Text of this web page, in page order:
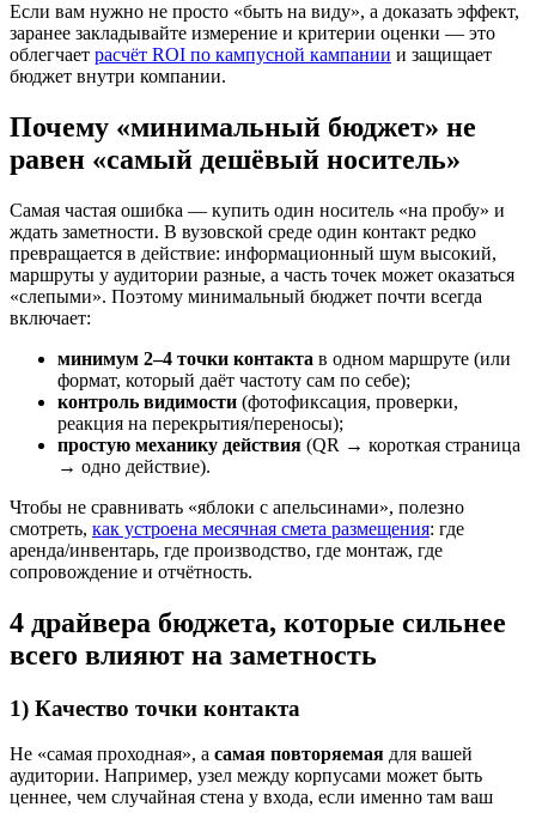
Если вам нужно не просто «быть на виду», а доказать эффект,
заранее закладывайте измерение и критерии оценки — это
облегчает расчёт ROI по кампусной кампании и защищает
бюджет внутри компании.
Почему «минимальный бюджет» не
равен «самый дешёвый носитель»
Самая частая ошибка — купить один носитель «на пробу» и
ждать заметности. В вузовской среде один контакт редко
превращается в действие: информационный шум высокий,
маршруты у аудитории разные, а часть точек может оказаться
«слепыми». Поэтому минимальный бюджет почти всегда
включает:
минимум 2–4 точки контакта в одном маршруте (или
формат, который даёт частоту сам по себе);
контроль видимости (фотофиксация, проверки,
реакция на перекрытия/переносы);
простую механику действия (QR → короткая страница
→ одно действие).
Чтобы не сравнивать «яблоки с апельсинами», полезно
смотреть, как устроена месячная смета размещения: где
аренда/инвентарь, где производство, где монтаж, где
сопровождение и отчётность.
4 драйвера бюджета, которые сильнее
всего влияют на заметность
1) Качество точки контакта
Не «самая проходная», а самая повторяемая для вашей
аудитории. Например, узел между корпусами может быть
ценнее, чем случайная стена у входа, если именно там ваш